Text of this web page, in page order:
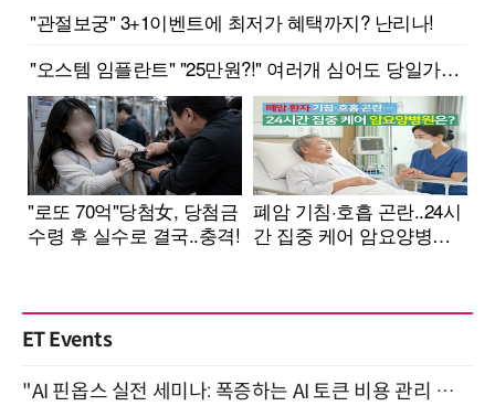
ET Events
"AI 핀옵스 실전 세미나: 폭증하는 AI 토큰 비용 관리 전략" 8월 21일 개최